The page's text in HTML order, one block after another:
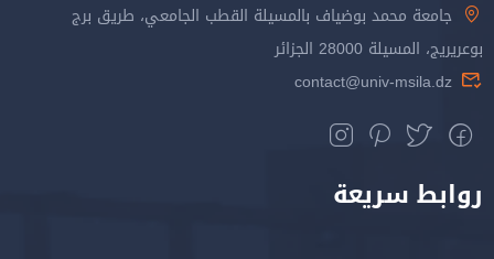
جامعة محمد بوضياف بالمسيلة القطب الجامعي، طريق برج
بوعريريج، المسيلة 28000 الجزائر
contact@univ-msila.dz
روابط سريعة